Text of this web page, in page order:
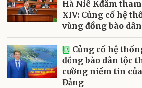
Hà Niê Kđăm
XIV: Củng cố hệ
vùng đồng bào
Củng cố hệ
đồng bào dân tộc
cường niềm tin
Đảng